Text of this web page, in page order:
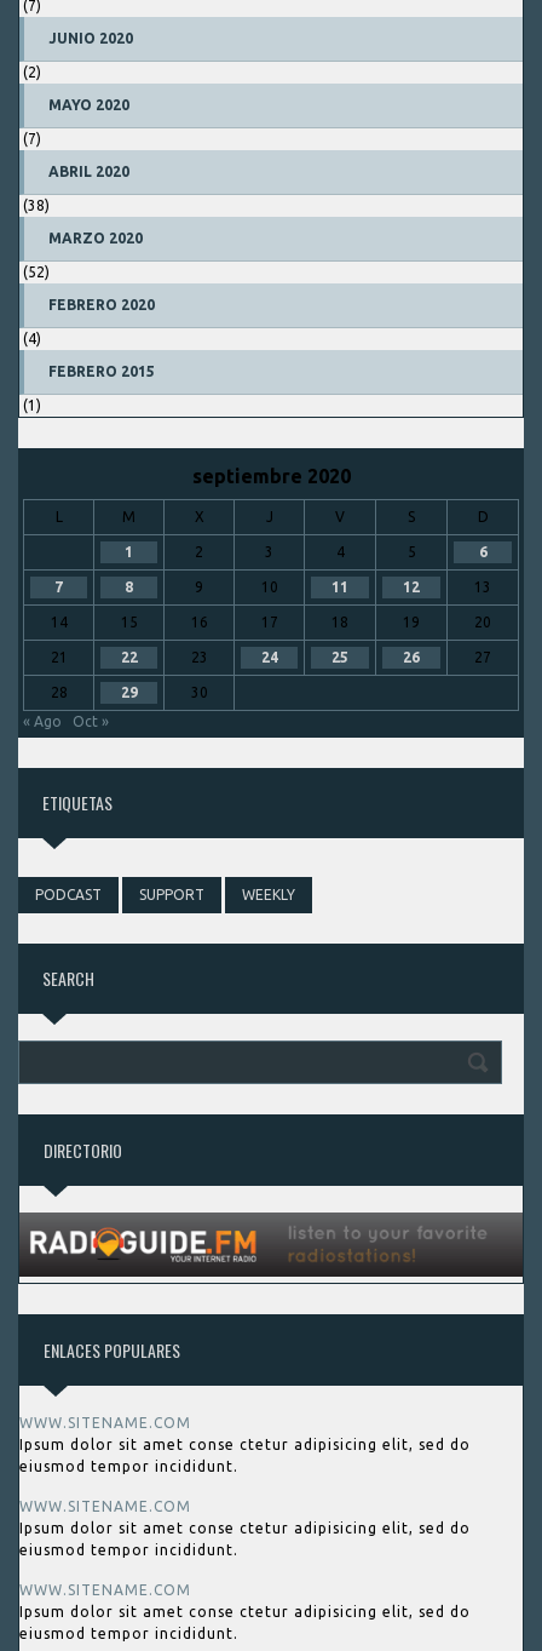
(7)
JUNIO 2020
(2)
MAYO 2020
(7)
ABRIL 2020
(38)
MARZO 2020
(52)
FEBRERO 2020
(4)
FEBRERO 2015
(1)
septiembre 2020
L M X J V S D
1 2 3 4 5 6
7 8 9 10 11 12 13
14 15 16 17 18 19 20
21 22 23 24 25 26 27
28 29
30
« Ago
Oct »
ETIQUETAS
PODCAST SUPPORT WEEKLY
SEARCH
DIRECTORIO
ENLACES POPULARES
WWW.SITENAME.COM
Ipsum dolor sit amet conse ctetur adipisicing elit, sed do
eiusmod tempor incididunt.
WWW.SITENAME.COM
Ipsum dolor sit amet conse ctetur adipisicing elit, sed do
eiusmod tempor incididunt.
WWW.SITENAME.COM
Ipsum dolor sit amet conse ctetur adipisicing elit, sed do
eiusmod tempor incididunt.